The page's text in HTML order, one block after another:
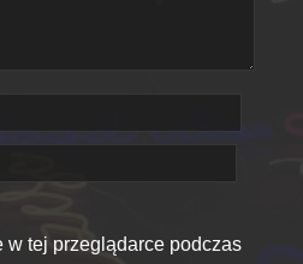
w tej przeglądarce podczas